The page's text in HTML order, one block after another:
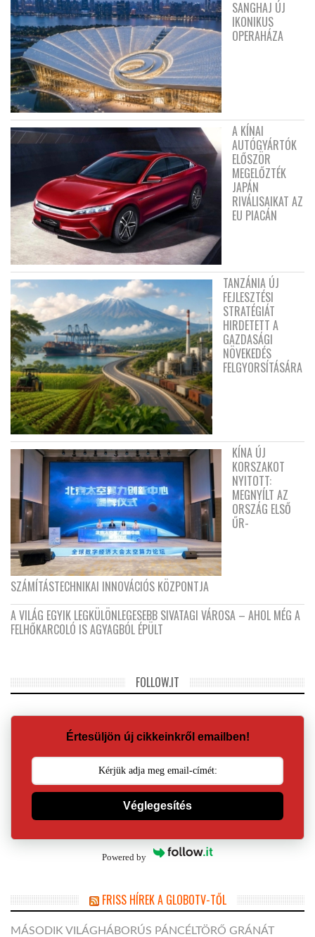
SANGHAJ ÚJ
IKONIKUS
OPERAHÁZA
A KÍNAI
AUTÓGYÁRTÓK
ELŐSZÖR
MEGELŐZTÉK
JAPÁN
RIVÁLISAIKAT AZ
EU PIACÁN
TANZÁNIA ÚJ
FEJLESZTÉSI
STRATÉGIÁT
HIRDETETT A
GAZDASÁGI
NÖVEKEDÉS
FELGYORSÍTÁSÁRA
KÍNA ÚJ
KORSZAKOT
NYITOTT:
MEGNYÍLT AZ
ORSZÁG ELSŐ
ŰR-
SZÁMÍTÁSTECHNIKAI INNOVÁCIÓS KÖZPONTJA
A VILÁG EGYIK LEGKÜLÖNLEGESEBB SIVATAGI VÁROSA – AHOL MÉG A
FELHŐKARCOLÓ IS AGYAGBÓL ÉPÜLT
FOLLOW.IT
Értesüljön új cikkeinkről emailben!
Véglegesítés
Powered by
FRISS HÍREK A GLOBOTV-TŐL
MÁSODIK VILÁGHÁBORÚS PÁNCÉLTÖRŐ GRÁNÁT